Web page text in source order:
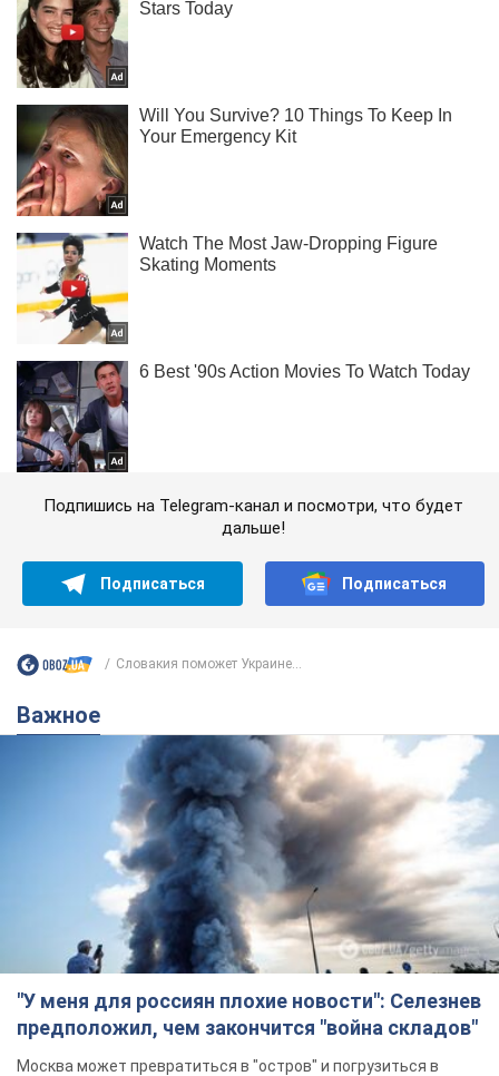
Подпишись на Telegram-канал и посмотри, что будет
дальше!
Подписаться Подписаться
Словакия поможет Украине...
Важное
"У меня для россиян плохие новости": Селезнев
предположил, чем закончится "война складов"
Москва может превратиться в "остров" и погрузиться в